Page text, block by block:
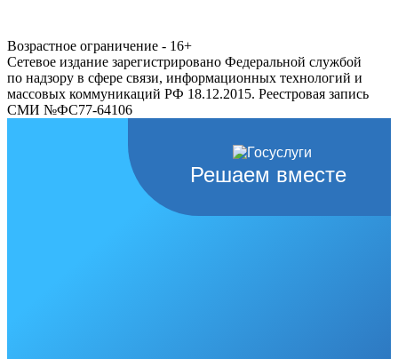
Возрастное ограничение - 16+
Сетевое издание зарегистрировано Федеральной службой
по надзору в сфере связи, информационных технологий и
массовых коммуникаций РФ 18.12.2015. Реестровая запись
СМИ №ФС77-64106
Решаем вместе